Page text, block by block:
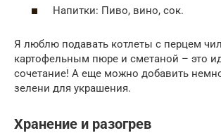
Напитки: Пиво, вино, сок.
Я люблю подавать котлеты с перцем
картофельным пюре и сметаной – это
сочетание! А еще можно добавить
зелени для украшения.
Хранение и разогрев